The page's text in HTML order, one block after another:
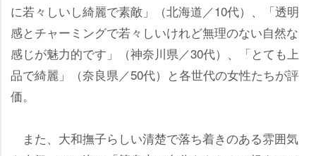
に若々しいし綺麗で素敵」（北海道／10代）、「透明
感とチャーミングで若々しいけれど無理のない自然な
感じが魅力的です」（神奈川県／30代）、「とても上
品で綺麗」（奈良県／50代）と各世代の女性たちが評
価。
また、大和撫子らしい清楚で落ち着きのある雰囲気